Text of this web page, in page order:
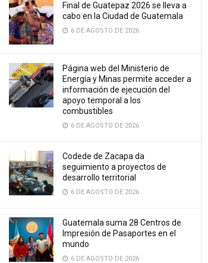
Final de Guatepaz 2026 se lleva a
cabo en la Ciudad de Guatemala
6 DE AGOSTO DE 2026
Página web del Ministerio de
Energía y Minas permite acceder a
información de ejecución del
apoyo temporal a los
combustibles
6 DE AGOSTO DE 2026
Codede de Zacapa da
seguimiento a proyectos de
desarrollo territorial
6 DE AGOSTO DE 2026
Guatemala suma 28 Centros de
Impresión de Pasaportes en el
mundo
6 DE AGOSTO DE 2026